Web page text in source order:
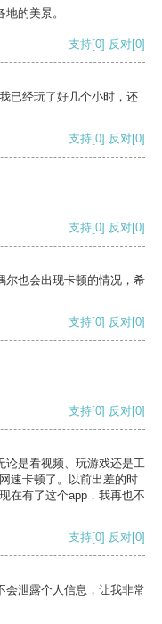
的美景。
支持[0] 反对[0]
已经玩了好几个小时，还
支持[0] 反对[0]
支持[0] 反对[0]
尔也会出现卡顿的情况，希
支持[0] 反对[0]
支持[0] 反对[0]
论是看视频、玩游戏还是工
速卡顿了。以前出差的时
在有了这个app，我再也不
支持[0] 反对[0]
会泄露个人信息，让我非常